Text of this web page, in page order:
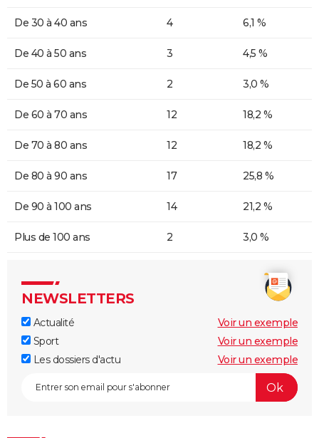
De 30 à 40 ans 4 6,1 %
De 40 à 50 ans 3 4,5 %
De 50 à 60 ans 2 3,0 %
De 60 à 70 ans 12 18,2 %
De 70 à 80 ans 12 18,2 %
De 80 à 90 ans 17 25,8 %
De 90 à 100 ans 14 21,2 %
Plus de 100 ans 2 3,0 %
NEWSLETTERS
Actualité
Voir un exemple
Sport
Voir un exemple
Les dossiers d'actu
Voir un exemple